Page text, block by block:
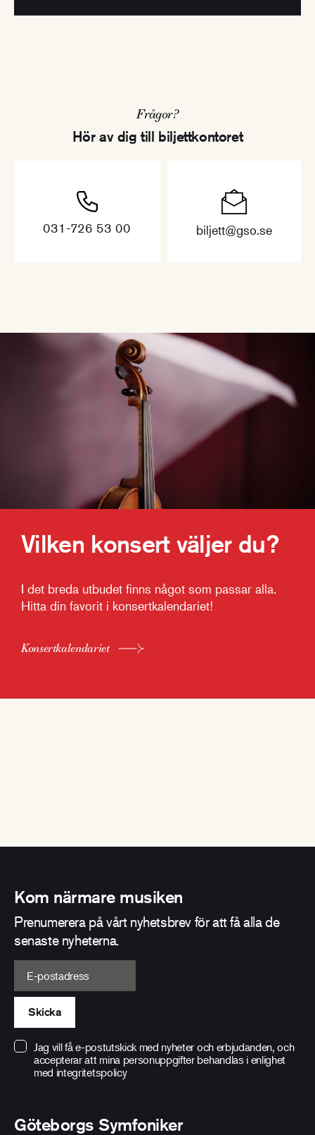
Frågor?
Hör av dig till biljettkontoret
031-726 53 00 biljett@gso.se
Vilken konsert väljer du?
I det breda utbudet finns något som passar alla.
Hitta din favorit i konsertkalendariet!
Konsertkalendariet
Göteborgs Symfoniker
Kom närmare musiken
Prenumerera på vårt nyhetsbrev för att få alla de
senaste nyheterna.
E-postadress
Skicka
Jag vill få e-postutskick med nyheter och erbjudanden, och
accepterar att mina personuppgifter behandlas i enlighet
med integritetspolicy